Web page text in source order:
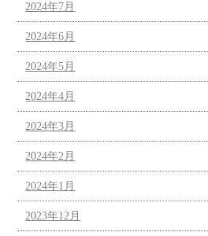
2024年7月
2024年6月
2024年5月
2024年4月
2024年3月
2024年2月
2024年1月
2023年12月